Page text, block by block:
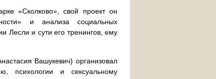
«Сколково», свой проект он
и анализа социальных
Лесли и сути его тренингов, ему
Вашукевич) организовал
психологии и сексуальному